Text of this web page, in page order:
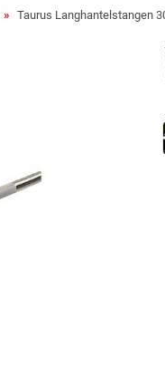
Taurus Langhantelstangen